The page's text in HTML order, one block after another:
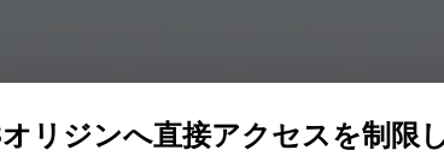
リジンへ直接アクセスを制限